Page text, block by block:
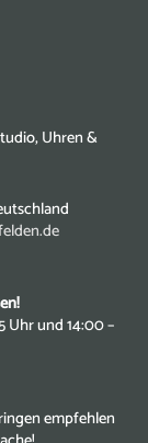
Uhren &
Uhr und 14:00 –
empfehlen